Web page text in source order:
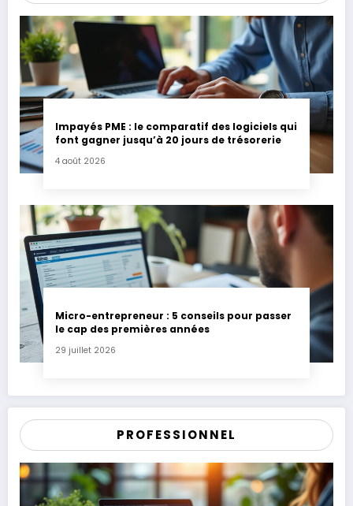
Impayés PME : le comparatif des logiciels qui
font gagner jusqu’à 20 jours de trésorerie
4 août 2026
Micro-entrepreneur : 5 conseils pour passer
le cap des premières années
29 juillet 2026
PROFESSIONNEL